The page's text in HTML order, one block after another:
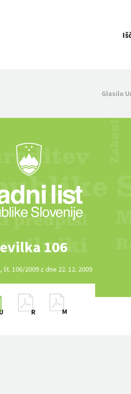
Glasilo
106
št. 106/2009 z dne 22. 12. 2009